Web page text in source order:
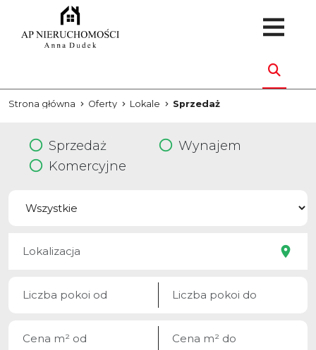
Strona główna Oferty Lokale Sprzedaż
Sprzedaż
Wynajem
Komercyjne